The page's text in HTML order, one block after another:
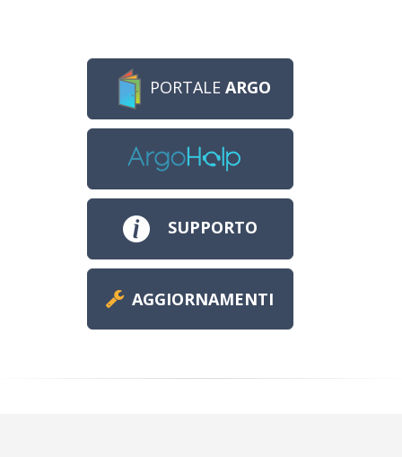
PORTALE ARGO
SUPPORTO
AGGIORNAMENTI